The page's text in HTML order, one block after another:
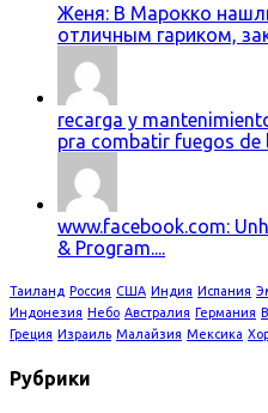
Женя: В Марокко
отличным гариком,
recarga y
pra combatir fuegos de
www.facebook.com:
& Program....
Таиланд Россия США Индия Испания
Индонезия Небо Австралия Германия
Греция Израиль Малайзия Мексика
Рубрики